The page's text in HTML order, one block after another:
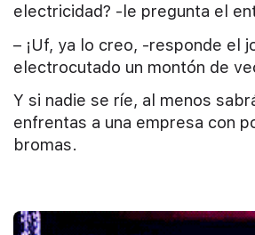
electricidad? -le pregunta el
– ¡Uf, ya lo creo, -responde el
electrocutado un montón de
Y si nadie se ríe, al menos
enfrentas a una empresa con
bromas.